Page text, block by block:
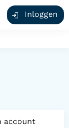
Inloggen
account